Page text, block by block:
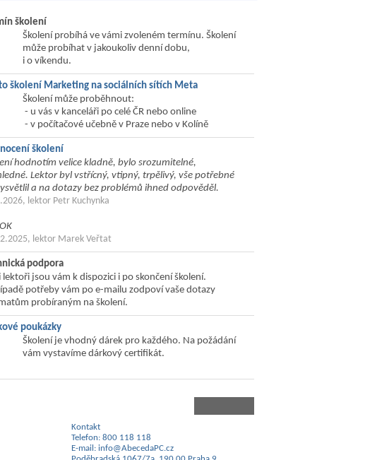
školení
Školení probíhá ve vámi zvoleném termínu. Školení
může probíhat v jakoukoliv denní dobu,
i o víkendu.
školení Marketing na sociálních sítích Meta
Školení může proběhnout:
- u vás v kanceláři po celé ČR nebo online
- v počítačové učebně v Praze nebo v Kolíně
školení
hodnotím velice kladně, bylo srozumitelné,
Lektor byl vstřícný, vtipný, trpělivý, vše potřebné
a na dotazy bez problémů ihned odpověděl.
lektor Petr Kuchynka
lektor Marek Veřtat
podpora
lektoři jsou vám k dispozici i po skončení školení.
potřeby vám po e-mailu zodpoví vaše dotazy
probíraným na školení.
poukázky
Školení je vhodný dárek pro každého. Na požádání
vám vystavíme dárkový certifikát.
Kontakt
Telefon: 800 118 118
E-mail: info@AbecedaPC.cz